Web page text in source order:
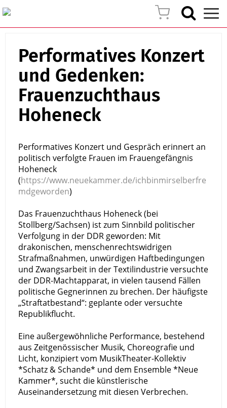
Performatives Konzert
und Gedenken:
Frauenzuchthaus
Hoheneck
Performatives Konzert und Gespräch erinnert an
politisch verfolgte Frauen im Frauengefängnis
Hoheneck
(https://www.neuekammer.de/ichbinmirselberfre
mdgeworden)
Das Frauenzuchthaus Hoheneck (bei
Stollberg/Sachsen) ist zum Sinnbild politischer
Verfolgung in der DDR geworden: Mit
drakonischen, menschenrechtswidrigen
Strafmaßnahmen, unwürdigen Haftbedingungen
und Zwangsarbeit in der Textilindustrie versuchte
der DDR-Machtapparat, in vielen tausend Fällen
politische Gegnerinnen zu brechen. Der häufigste
„Straftatbestand“: geplante oder versuchte
Republikflucht.
Eine außergewöhnliche Performance, bestehend
aus Zeitgenössischer Musik, Choreografie und
Licht, konzipiert vom MusikTheater-Kollektiv
*Schatz & Schande* und dem Ensemble *Neue
Kammer*, sucht die künstlerische
Auseinandersetzung mit diesen Verbrechen.